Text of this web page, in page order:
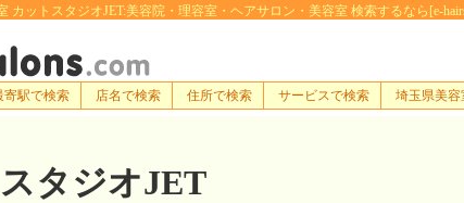
カットスタジオJET:美容院・理容室・ヘアサロン・美容室 検索するなら[e-
寄駅で検索 店名で検索 住所で検索 サービスで検索 埼玉県美容
タジオJET